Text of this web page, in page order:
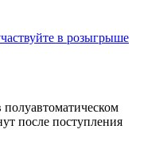
в розыгрыше
полуавтоматическом
после поступления